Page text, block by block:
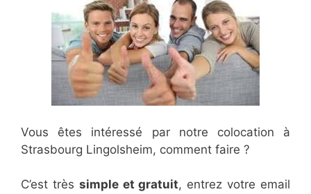
Vous êtes intéressé par notre colocation à
Strasbourg Lingolsheim, comment faire ?
C’est très simple et gratuit, entrez votre email